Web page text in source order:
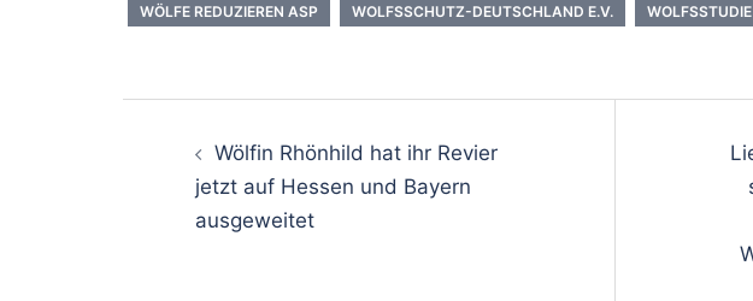
WÖLFE REDUZIEREN ASP
WOLFSSCHUTZ-DEUTSCHLAND E.V.
Wölfin Rhönhild hat ihr Revier
jetzt auf Hessen und Bayern
ausgeweitet